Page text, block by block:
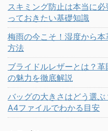
スキミング防止は本当に
っておきたい基礎知識
梅雨の今こそ！湿度から
方法
ブライドルレザーとは？
の魅力を徹底解説
バッグの大きさはどう選ぶ
A4ファイルでわかる目安